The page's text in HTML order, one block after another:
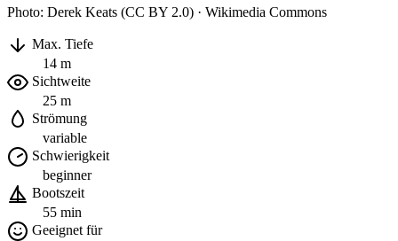
Photo: Derek Keats (CC BY 2.0) · Wikimedia Commons
Max. Tiefe
14 m
Sichtweite
25 m
Strömung
variable
Schwierigkeit
beginner
Bootszeit
55 min
Geeignet für